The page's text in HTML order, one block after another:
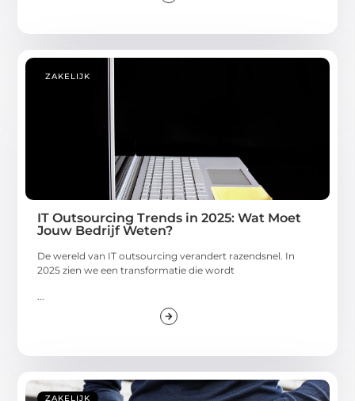
ZAKELIJK
IT Outsourcing Trends in 2025: Wat Moet
Jouw Bedrijf Weten?
De wereld van IT outsourcing verandert razendsnel. In
2025 zien we een transformatie die wordt
ZAKELIJK